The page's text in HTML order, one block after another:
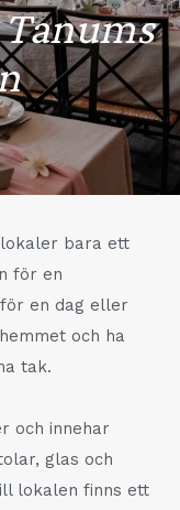
bara ett
för en
en dag eller
och ha
tak.
och innehar
glas och
lokalen finns ett